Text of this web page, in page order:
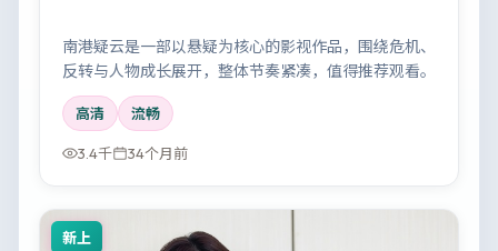
南港疑云是一部以悬疑为核心的影视作品，围绕危机、
反转与人物成长展开，整体节奏紧凑，值得推荐观看。
高清 流畅
3.4千 34个月前
新上